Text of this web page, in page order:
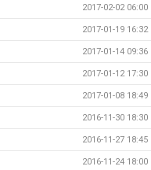
2017-02-02 06:00
2017-01-19 16:32
2017-01-14 09:36
2017-01-12 17:30
2017-01-08 18:49
2016-11-30 18:30
2016-11-27 18:45
2016-11-24 18:00